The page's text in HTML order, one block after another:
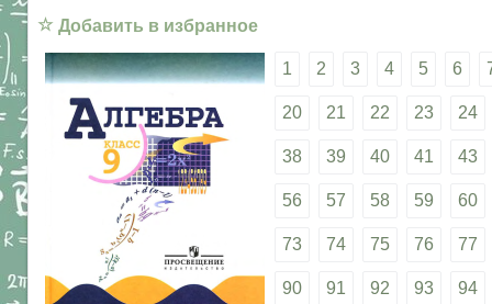
☆ Добавить в избранное
1 2 3 4 5 6
20 21 22 23 24
38 39 40 41 43
56 57 58 59 60
73 74 75 76 77
90 91 92 93 94